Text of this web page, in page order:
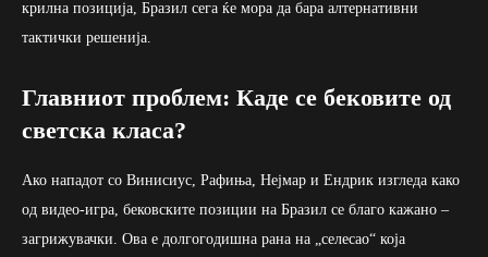
крилна позиција, Бразил сега ќе мора да бара алтернативни
тактички решенија.
Главниот проблем: Каде се бековите од
светска класа?
Ако нападот со Винисиус, Рафиња, Нејмар и Ендрик изгледа како
од видео-игра, бековските позиции на Бразил се благо кажано –
загрижувачки. Ова е долгогодишна рана на „селесао“ која